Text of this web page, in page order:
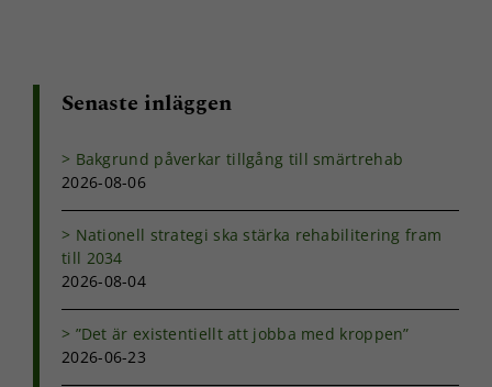
Senaste inläggen
Bakgrund påverkar tillgång till smärtrehab
2026-08-06
Nationell strategi ska stärka rehabilitering fram
till 2034
2026-08-04
”Det är existentiellt att jobba med kroppen”
2026-06-23